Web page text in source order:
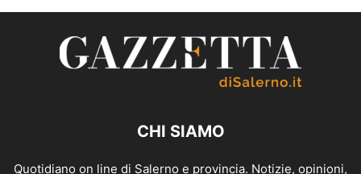
CHI SIAMO
Quotidiano on line di Salerno e provincia. Notizie, opinioni,